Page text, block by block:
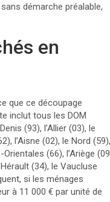
démarche préalable,
en
que ce découpage
inclut tous les DOM
(93), l’Allier (03), le
l’Aisne (02), le Nord (59),
(66), l’Ariège
(34), le Vaucluse
si les ménages
à 11 000 € par unité de